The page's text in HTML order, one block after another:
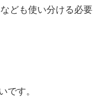
ども使い分ける必要
です。